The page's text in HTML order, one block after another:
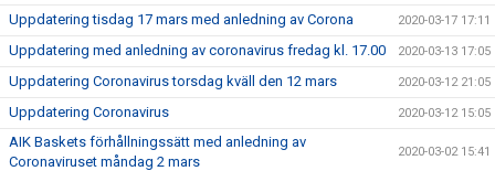
Uppdatering tisdag 17 mars med anledning av Corona 2020-03-17 17:11
Uppdatering med anledning av coronavirus fredag kl. 17.00 2020-03-13 17:05
Uppdatering Coronavirus torsdag kväll den 12 mars 2020-03-12 21:05
Uppdatering Coronavirus 2020-03-12 15:05
AIK Baskets förhållningssätt med anledning av
Coronaviruset måndag 2 mars
2020-03-02 15:41